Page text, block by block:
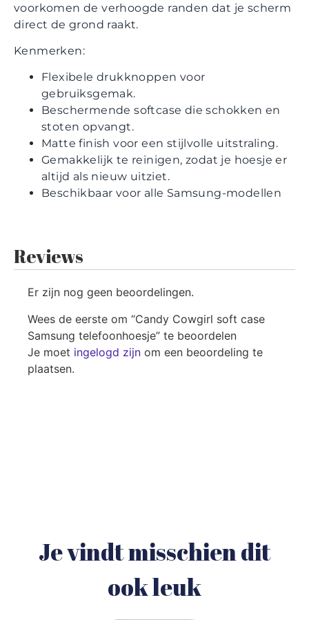
voorkomen de verhoogde randen dat je scherm
direct de grond raakt.
Kenmerken:
Flexibele drukknoppen voor
gebruiksgemak.
Beschermende softcase die schokken en
stoten opvangt.
Matte finish voor een stijlvolle uitstraling.
Gemakkelijk te reinigen, zodat je hoesje er
altijd als nieuw uitziet.
Beschikbaar voor alle Samsung-modellen
Reviews
Er zijn nog geen beoordelingen.
Wees de eerste om “Candy Cowgirl soft case
Samsung telefoonhoesje” te beoordelen
Je moet ingelogd zijn om een beoordeling te
plaatsen.
Je vindt misschien dit
ook leuk